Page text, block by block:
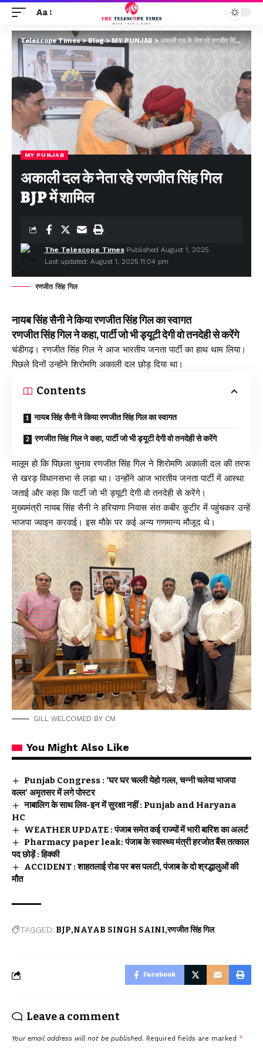
Aa
Telescope Times>Blog>MY PUNJAB >अकाली दल के नेता रहे रणजीत सिंह गिल BJP में शामिल
MY PUNJAB
अकाली दल के नेता रहे रणजीत सिंह गिल
BJP में शामिल
Last updated: August 1, 2025 11:04 pm
The Telescope Times Published August 1, 2025
रणजीत सिंह गिल
नायब सिंह सैनी ने किया रणजीत सिंह गिल का स्वागत
रणजीत सिंह गिल ने कहा, पार्टी जो भी ड्यूटी देगी वो तनदेही से करेंगे
चंडीगढ़। रणजीत सिंह गिल ने आज भारतीय जनता पार्टी का हाथ थाम लिया।
पिछले दिनों उन्होंने शिरोमणि अकाली दल छोड़ दिया था।
Contents
नायब सिंह सैनी ने किया रणजीत सिंह गिल का स्वागत
रणजीत सिंह गिल ने कहा, पार्टी जो भी ड्यूटी देगी वो तनदेही से करेंगे
मालूम हो कि पिछला चुनाव रणजीत सिंह गिल ने शिरोमणि अकाली दल की तरफ
से खरड़ विधानसभा से लड़ा था। उन्होंने आज भारतीय जनता पार्टी में आस्था
जताई और कहा कि पार्टी जो भी ड्यूटी देगी वो तनदेही से करेंगे।
मुख्यमंत्री नायब सिंह सैनी ने हरियाणा निवास संत कबीर कुटीर में पहुंचकर उन्हें
भाजपा ज्वाइन करवाई। इस मौके पर कई अन्य गणमान्य मौजूद थे।
GILL WELCOMED BY CM
You Might Also Like
Punjab Congress : ‘घर घर चल्ली येहो गल्ल, चन्नी चलेया भाजपा
वल्ल’ अमृतसर में लगे पोस्टर
नाबालिग के साथ लिव-इन में सुरक्षा नहीं : Punjab and Haryana
HC
WEATHER UPDATE : पंजाब समेत कई राज्यों में भारी बारिश का अलर्ट
Pharmacy paper leak: पंजाब के स्वास्थ्य मंत्री हरजोत बैंस तत्काल
पद छोड़ें : हिक्की
ACCIDENT : शाहतलाई रोड पर बस पलटी, पंजाब के दो श्रद्धालुओं की
मौत
TAGGED: BJP NAYAB SINGH SAINI रणजीत सिंह गिल
Facebook
Leave a comment
Your email address will not be published. Required fields are marked *